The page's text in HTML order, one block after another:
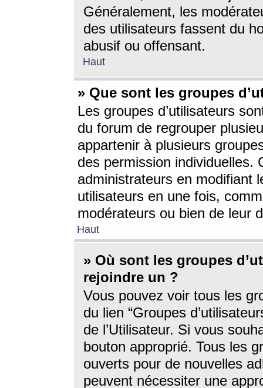
Généralement, les
des utilisateurs fassent du
abusif ou offensant.
Haut
» Que sont les groupes
Les groupes d’utilisateurs
du forum de regrouper
appartenir à plusieurs
des permission individuelles.
administrateurs en modifiant
utilisateurs en une fois,
modérateurs ou bien de leur
Haut
» Où sont les groupes
rejoindre un ?
Vous pouvez voir tous les
du lien “Groupes
de l’Utilisateur. Si vous
bouton approprié. Tous les
ouverts pour de nouvelles
peuvent nécessiter une